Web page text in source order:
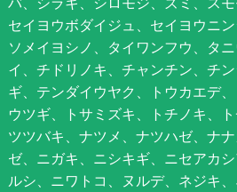
セイヨウボダイジュ、セイヨウニン
ソメイヨシノ、タイワンフウ、タ
イ、チドリノキ、チャンチン、チ
ギ、テンダイウヤク、トウカエデ
ウツギ、トサミズキ、トチノキ、
ツツバキ、ナツメ、ナツハゼ、ナ
ゼ、ニガキ、ニシキギ、ニセアカ
ルシ、ニワトコ、ヌルデ、ネジキ